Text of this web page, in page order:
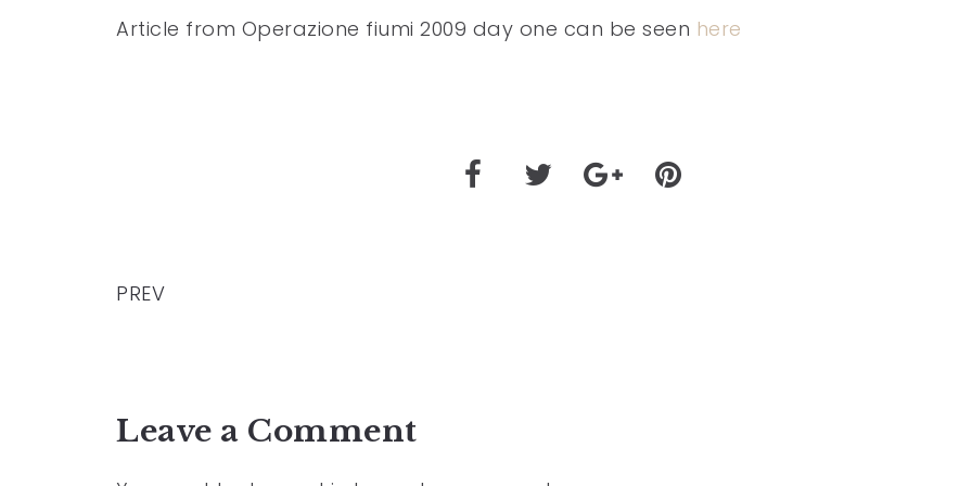
Article from Operazione fiumi 2009 day one can be seen here
PREV
Leave a Comment